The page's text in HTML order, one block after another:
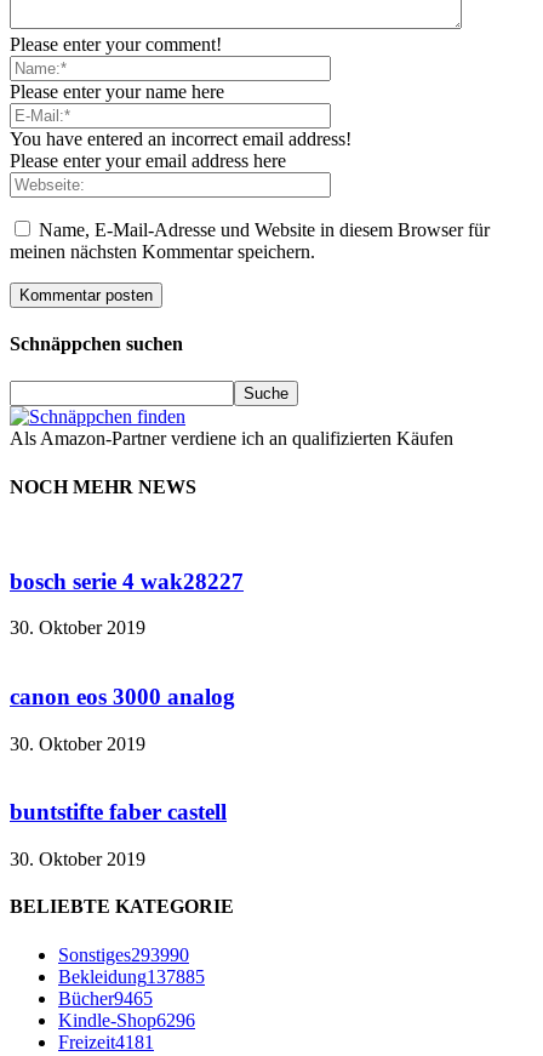
Please enter your comment!
Please enter your name here
You have entered an incorrect email address!
Please enter your email address here
Name, E-Mail-Adresse und Website in diesem Browser für
meinen nächsten Kommentar speichern.
Schnäppchen suchen
Als Amazon-Partner verdiene ich an qualifizierten Käufen
NOCH MEHR NEWS
bosch serie 4 wak28227
30. Oktober 2019
canon eos 3000 analog
30. Oktober 2019
buntstifte faber castell
30. Oktober 2019
BELIEBTE KATEGORIE
Sonstiges293990
Bekleidung137885
Bücher9465
Kindle-Shop6296
Freizeit4181